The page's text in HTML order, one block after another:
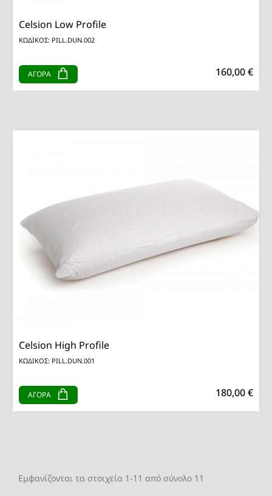
Celsion Low Profile
ΚΩΔΙΚΟΣ: PILL.DUN.002
ΑΓΟΡΑ 160,00 €
Celsion High Profile
ΚΩΔΙΚΟΣ: PILL.DUN.001
ΑΓΟΡΑ 180,00 €
Εμφανίζονται τα στοιχεία 1-11 από σύνολο 11